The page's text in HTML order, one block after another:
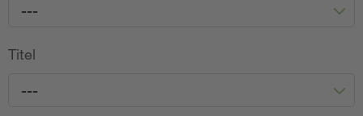
---
Titel
---